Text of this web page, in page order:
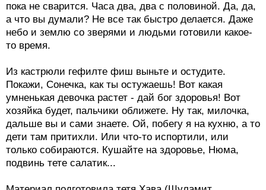
пока не сварится. Часа два, два с половиной. Да, да,
а что вы думали? Не все так быстро делается. Даже
небо и землю со зверями и людьми готовили какое-
то время.
Из кастрюли гефилте фиш выньте и остудите.
Покажи, Сонечка, как ты остужаешь! Вот какая
умненькая девочка растет - дай бог здоровья! Вот
хозяйка будет, пальчики оближете. Ну так, милочка,
дальше вы и сами знаете. Ой, побегу я на кухню, а то
дети там притихли. Или что-то испортили, или
только собираются. Кушайте на здоровье, Нюма,
подвинь тете салатик...